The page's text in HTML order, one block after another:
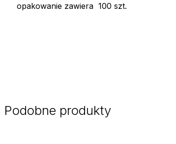
opakowanie zawiera 100 szt.
Podobne produkty